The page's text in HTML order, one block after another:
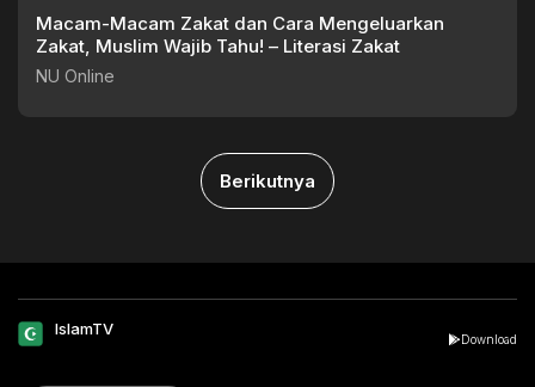
Macam-Macam Zakat dan Cara Mengeluarkan
Zakat, Muslim Wajib Tahu! – Literasi Zakat
NU Online
Berikutnya
IslamTV
Download